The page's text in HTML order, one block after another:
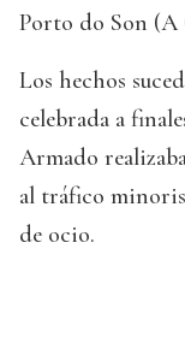
Porto do Son (A
Los hechos
celebrada a
Armado
al tráfico
de ocio.